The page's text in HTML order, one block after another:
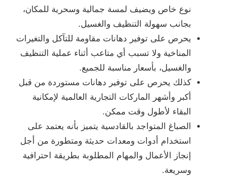
نوع خاص ويضيف لمسة جمالية وسحرية للمكان،
بجانب سهولة التنظيف والغسيل.
يحرص على توفير دهانات مقاومة للتآكل والتغيرات
المناخية ولا تسبب أي متاعب أثناء عملية التنظيف
والغسيل، بأسعار مناسبة للجميع.
كذلك يحرص على توفير دهانات مستوردة من قبل
أكبر وأشهر الماركات التجارية العالمية لإمكانية
البقاء لأطول وقت ممكن.
الصباغ المتواجد بالقادسية يتميز بأنه يعتمد على
استخدام أدوات ومعدات حديثة ومتطورة من أجل
إنجاز الأعمال والمهام المطلوبة بطريقة احترافية
وسريعة.